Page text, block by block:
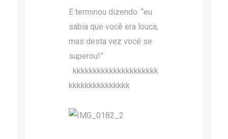
E terminou dizendo: “eu
sabia que você era louca,
mas desta vez você se
superou!”
kkkkkkkkkkkkkkkkkkkkk
kkkkkkkkkkkkkkk